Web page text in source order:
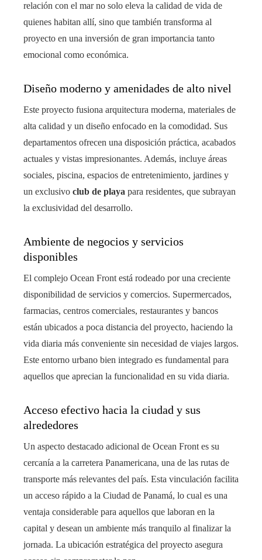
relación con el mar no solo eleva la calidad de vida de
quienes habitan allí, sino que también transforma al
proyecto en una inversión de gran importancia tanto
emocional como económica.
Diseño moderno y amenidades de alto nivel
Este proyecto fusiona arquitectura moderna, materiales de
alta calidad y un diseño enfocado en la comodidad. Sus
departamentos ofrecen una disposición práctica, acabados
actuales y vistas impresionantes. Además, incluye áreas
sociales, piscina, espacios de entretenimiento, jardines y
un exclusivo club de playa para residentes, que subrayan
la exclusividad del desarrollo.
Ambiente de negocios y servicios
disponibles
El complejo Ocean Front está rodeado por una creciente
disponibilidad de servicios y comercios. Supermercados,
farmacias, centros comerciales, restaurantes y bancos
están ubicados a poca distancia del proyecto, haciendo la
vida diaria más conveniente sin necesidad de viajes largos.
Este entorno urbano bien integrado es fundamental para
aquellos que aprecian la funcionalidad en su vida diaria.
Acceso efectivo hacia la ciudad y sus
alrededores
Un aspecto destacado adicional de Ocean Front es su
cercanía a la carretera Panamericana, una de las rutas de
transporte más relevantes del país. Esta vinculación facilita
un acceso rápido a la Ciudad de Panamá, lo cual es una
ventaja considerable para aquellos que laboran en la
capital y desean un ambiente más tranquilo al finalizar la
jornada. La ubicación estratégica del proyecto asegura